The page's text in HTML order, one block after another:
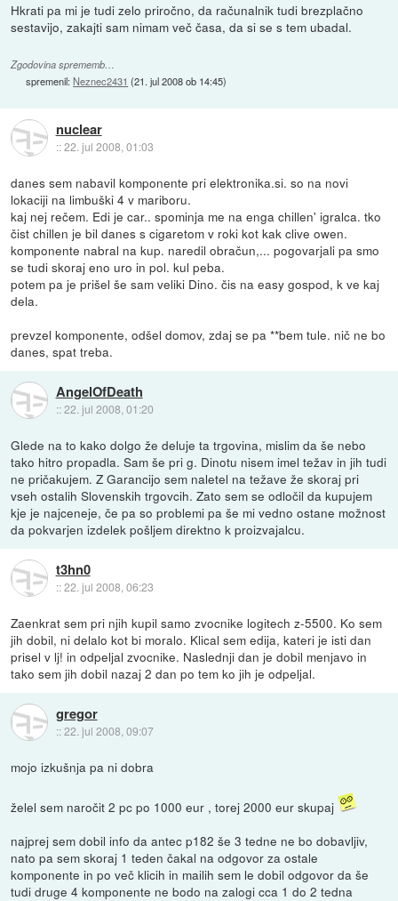
Hkrati pa mi je tudi zelo priročno, da računalnik tudi brezplačno
sestavijo, zakajti sam nimam več časa, da si se s tem ubadal.
Zgodovina sprememb…
spremenil:Neznec2431 (21. jul 2008 ob 14:45)
nuclear
::22. jul 2008, 01:03
danes sem nabavil komponente pri elektronika.si. so na novi
lokaciji na limbuški 4 v mariboru.
kaj nej rečem. Edi je car.. spominja me na enga chillen' igralca. tko
čist chillen je bil danes s cigaretom v roki kot kak clive owen.
komponente nabral na kup. naredil obračun,... pogovarjali pa smo
se tudi skoraj eno uro in pol. kul peba.
potem pa je prišel še sam veliki Dino. čis na easy gospod, k ve kaj
dela.
prevzel komponente, odšel domov, zdaj se pa **bem tule. nič ne bo
danes, spat treba.
AngelOfDeath
::22. jul 2008, 01:20
Glede na to kako dolgo že deluje ta trgovina, mislim da še nebo
tako hitro propadla. Sam še pri g. Dinotu nisem imel težav in jih tudi
ne pričakujem. Z Garancijo sem naletel na težave že skoraj pri
vseh ostalih Slovenskih trgovcih. Zato sem se odločil da kupujem
kje je najceneje, če pa so problemi pa še mi vedno ostane možnost
da pokvarjen izdelek pošljem direktno k proizvajalcu.
t3hn0
::22. jul 2008, 06:23
Zaenkrat sem pri njih kupil samo zvocnike logitech z-5500. Ko sem
jih dobil, ni delalo kot bi moralo. Klical sem edija, kateri je isti dan
prisel v lj! in odpeljal zvocnike. Naslednji dan je dobil menjavo in
tako sem jih dobil nazaj 2 dan po tem ko jih je odpeljal.
gregor
::22. jul 2008, 09:07
mojo izkušnja pa ni dobra
želel sem naročit 2 pc po 1000 eur , torej 2000 eur skupaj
najprej sem dobil info da antec p182 še 3 tedne ne bo dobavljiv,
nato pa sem skoraj 1 teden čakal na odgovor za ostale
komponente in po več klicih in mailih sem le dobil odgovor da še
tudi druge 4 komponente ne bodo na zalogi cca 1 do 2 tedna